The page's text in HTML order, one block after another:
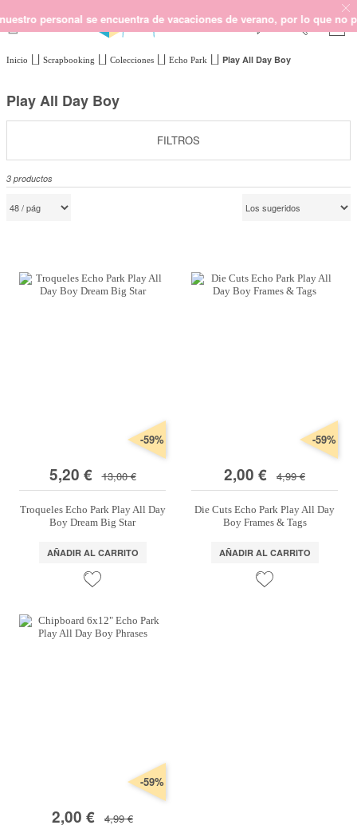
personal se encuentra de vacaciones de verano, por lo que no
Próximamente
SCRAPBOOKING
MIXED MEDIA
PAPELERÍA Y FIESTAS
REGALOS
PLANNERS
Iniciar sesión/Regístrate
Inicio Scrapbooking Colecciones Echo Park Play All Day Boy
Play All Day Boy
3 productos
5,20 € 13,00 €
-59%
Troqueles Echo Park Play All Day
Boy Dream Big Star
AÑADIR AL CARRITO
2,00 € 4,99 €
-59%
Die Cuts Echo Park Play All Day
Boy Frames & Tags
AÑADIR AL CARRITO
2,00 € 4,99 €
-59%
FILTROS